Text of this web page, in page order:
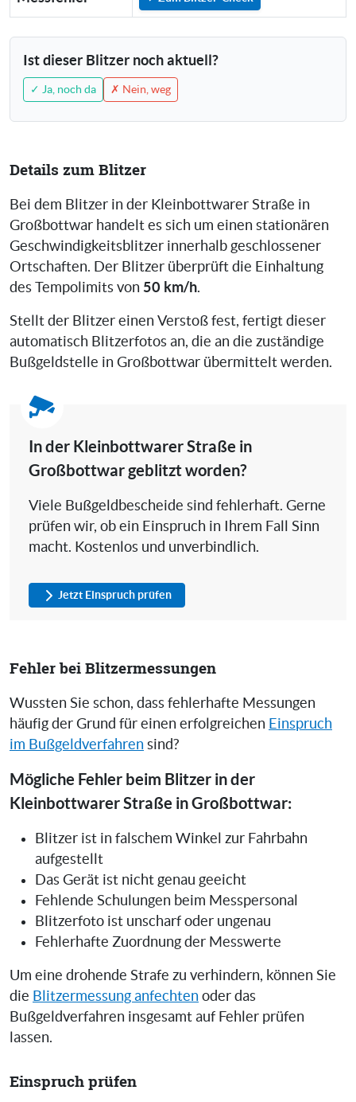
Ist dieser Blitzer noch aktuell?
✓ Ja, noch da ✗ Nein, weg
Details zum Blitzer
Bei dem Blitzer in der Kleinbottwarer Straße in
Großbottwar handelt es sich um einen stationären
Geschwindigkeitsblitzer innerhalb geschlossener
Ortschaften. Der Blitzer überprüft die Einhaltung
des Tempolimits von 50 km/h.
Stellt der Blitzer einen Verstoß fest, fertigt dieser
automatisch Blitzerfotos an, die an die zuständige
Bußgeldstelle in Großbottwar übermittelt werden.
In der Kleinbottwarer Straße in
Großbottwar geblitzt worden?
Viele Bußgeldbescheide sind fehlerhaft. Gerne
prüfen wir, ob ein Einspruch in Ihrem Fall Sinn
macht. Kostenlos und unverbindlich.
Jetzt Einspruch prüfen
Fehler bei Blitzermessungen
Wussten Sie schon, dass fehlerhafte Messungen
häufig der Grund für einen erfolgreichen Einspruch
im Bußgeldverfahren sind?
Mögliche Fehler beim Blitzer in der
Kleinbottwarer Straße in Großbottwar:
Blitzer ist in falschem Winkel zur Fahrbahn
aufgestellt
Das Gerät ist nicht genau geeicht
Fehlende Schulungen beim Messpersonal
Blitzerfoto ist unscharf oder ungenau
Fehlerhafte Zuordnung der Messwerte
Um eine drohende Strafe zu verhindern, können Sie
die Blitzermessung anfechten oder das
Bußgeldverfahren insgesamt auf Fehler prüfen
lassen.
Einspruch prüfen